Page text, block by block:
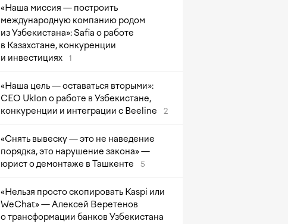
«Наша миссия — построить
международную компанию родом
из Узбекистана»: Safia о работе
в Казахстане, конкуренции
и инвестициях
1
«Наша цель — оставаться вторыми»:
CEO Uklon о работе в Узбекистане,
конкуренции и интеграции с Beeline
2
«Снять вывеску — это не наведение
порядка, это нарушение закона» —
юрист о демонтаже в Ташкенте
5
«Нельзя просто скопировать Kaspi или
WeChat» — Алексей Веретенов
о трансформации банков Узбекистана